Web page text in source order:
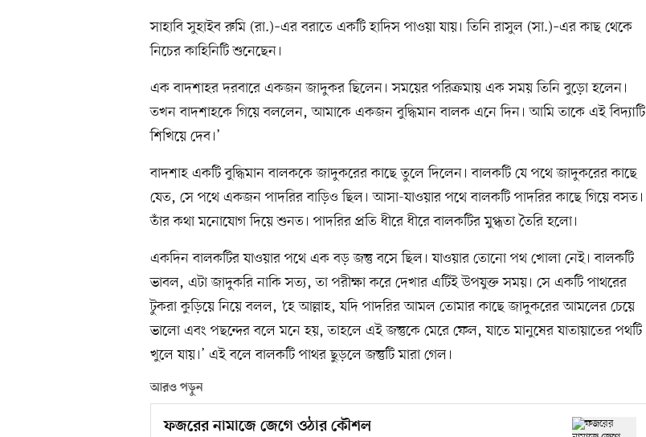
সাহাবি সুহাইব রুমি (রা.)–এর বরাতে একটি হাদিস পাওয়া যায়। তিনি রাসুল (সা.)–এর কাছ থেকে
নিচের কাহিনিটি শুনেছেন।
এক বাদশাহর দরবারে একজন জাদুকর ছিলেন। সময়ের পরিক্রমায় এক সময় তিনি বুড়ো হলেন।
তখন বাদশাহকে গিয়ে বললেন, আমাকে একজন বুদ্ধিমান বালক এনে দিন। আমি তাকে এই বিদ্যাটি
শিখিয়ে দেব।’
বাদশাহ একটি বুদ্ধিমান বালককে জাদুকরের কাছে তুলে দিলেন। বালকটি যে পথে জাদুকরের কাছে
যেত, সে পথে একজন পাদরির বাড়িও ছিল। আসা-যাওয়ার পথে বালকটি পাদরির কাছে গিয়ে বসত।
তাঁর কথা মনোযোগ দিয়ে শুনত। পাদরির প্রতি ধীরে ধীরে বালকটির মুগ্ধতা তৈরি হলো।
একদিন বালকটির যাওয়ার পথে এক বড় জন্তু বসে ছিল। যাওয়ার তোনো পথ খোলা নেই। বালকটি
ভাবল, এটা জাদুকরি নাকি সত্য, তা পরীক্ষা করে দেখার এটিই উপযুক্ত সময়। সে একটি পাথরের
টুকরা কুড়িয়ে নিয়ে বলল, ‘হে আল্লাহ, যদি পাদরির আমল তোমার কাছে জাদুকরের আমলের চেয়ে
ভালো এবং পছন্দের বলে মনে হয়, তাহলে এই জন্তুকে মেরে ফেল, যাতে মানুষের যাতায়াতের পথটি
খুলে যায়।’ এই বলে বালকটি পাথর ছুড়লে জন্তুটি মারা গেল।
আরও পড়ুন
ফজরের নামাজে জেগে ওঠার কৌশল